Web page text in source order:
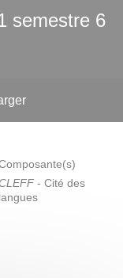
semestre 6
CLEFF - Cité des
langues